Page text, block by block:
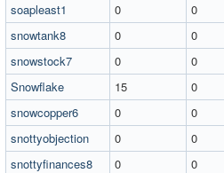
soapleast1
0 0
snowtank8
0 0
snowstock7
0 0
Snowflake
15
0
snowcopper6
0 0
snottyobjection
0 0
snottyfinances8
0 0